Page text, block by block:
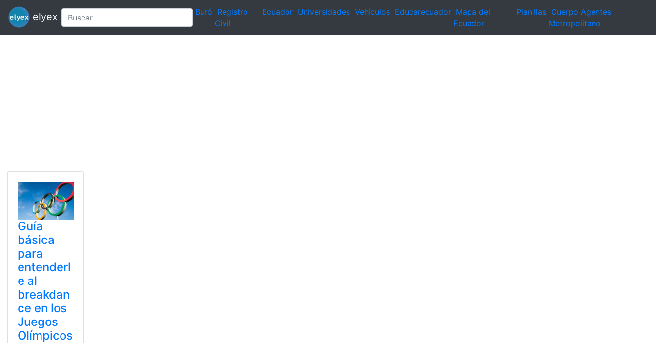
elyex Buró Registro
Civil
Ecuador Universidades Vehículos Educarecuador Mapa del
Ecuador
Planillas Cuerpo Agentes
Metropolitano
Guía
básica
para
entenderl
e al
breakdan
ce en los
Juegos
Olímpicos